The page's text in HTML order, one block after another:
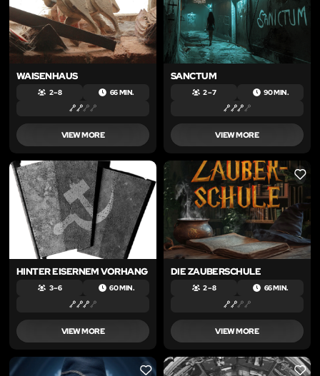
WAISENHAUS
2 – 8 66 MIN.
VIEW MORE
SANCTUM
2 – 7 90 MIN.
VIEW MORE
LIKE
HINTER EISERNEM VORHANG
3 – 6 60 MIN.
VIEW MORE
LIKE
DIE ZAUBERSCHULE
2 – 8 66 MIN.
VIEW MORE